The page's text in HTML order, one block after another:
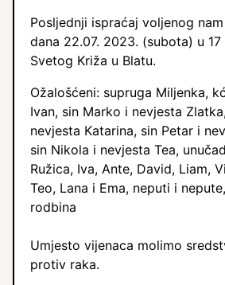
Posljednji ispraćaj voljenog
dana 22.07. 2023. (subota) u
Svetog Križa u Blatu.
Ožalošćeni: supruga Miljenka,
Ivan, sin Marko i nevjesta
nevjesta Katarina, sin Petar i
sin Nikola i nevjesta Tea,
Ružica, Iva, Ante, David, Liam,
Teo, Lana i Ema, neputi i
rodbina
Umjesto vijenaca molimo
protiv raka.